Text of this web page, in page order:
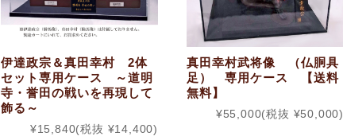
伊達政宗＆真田幸村 2体
セット専用ケース ～道明
寺・誉田の戦いを再現して
飾る～
¥15,840(税抜 ¥14,400)
真田幸村武将像 （仏胴具
足） 専用ケース 【送料
無料】
¥55,000(税抜 ¥50,000)